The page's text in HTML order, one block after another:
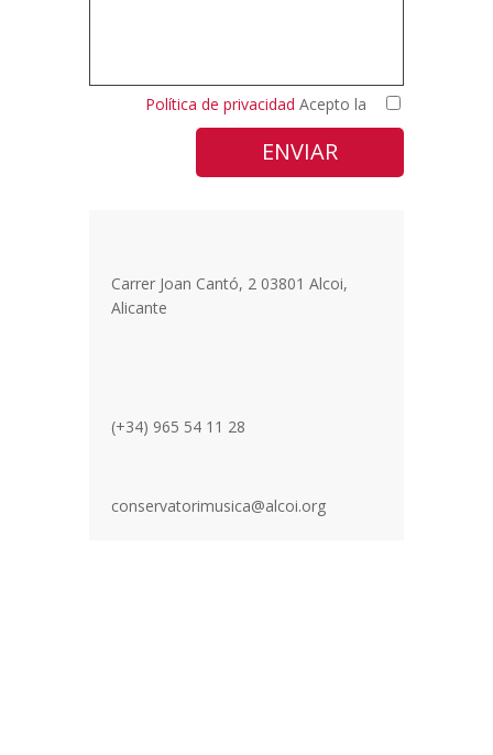
Acepto la
Política de privacidad
Carrer Joan Cantó, 2 03801 Alcoi,
Alicante
(+34) 965 54 11 28
conservatorimusica@alcoi.org